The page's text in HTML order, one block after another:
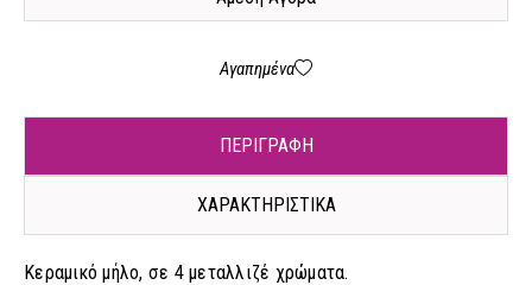
Αγαπημένα
ΠΕΡΙΓΡΑΦΗ
ΧΑΡΑΚΤΗΡΙΣΤΙΚΑ
Κεραμικό μήλο, σε 4 μεταλλιζέ χρώματα.